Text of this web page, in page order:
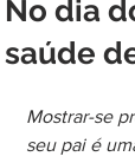
No dia
saúde
Mostrar-se
seu pai é